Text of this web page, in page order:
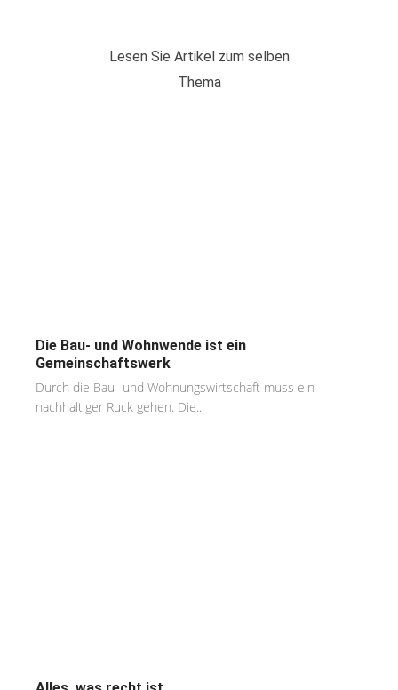
Lesen Sie Artikel zum selben
Thema
Die Bau- und Wohnwende ist ein
Gemeinschaftswerk
Durch die Bau- und Wohnungswirtschaft muss ein
nachhaltiger Ruck gehen. Die...